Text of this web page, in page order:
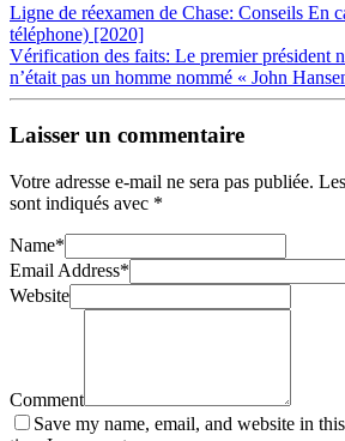
Ligne de réexamen de Chase: Conseils En
téléphone) [2020]
Vérification des faits: Le premier président
n’était pas un homme nommé « John
Laisser un commentaire
Votre adresse e-mail ne sera pas publiée.
sont indiqués avec *
Name*
Email Address*
Website
Comment
Save my name, email, and website in